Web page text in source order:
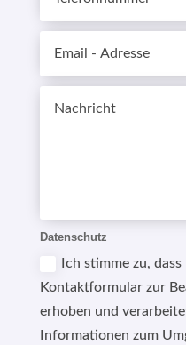
Datenschutz
Ich stimme zu,
Kontaktformular zur
erhoben und
Informationen zum